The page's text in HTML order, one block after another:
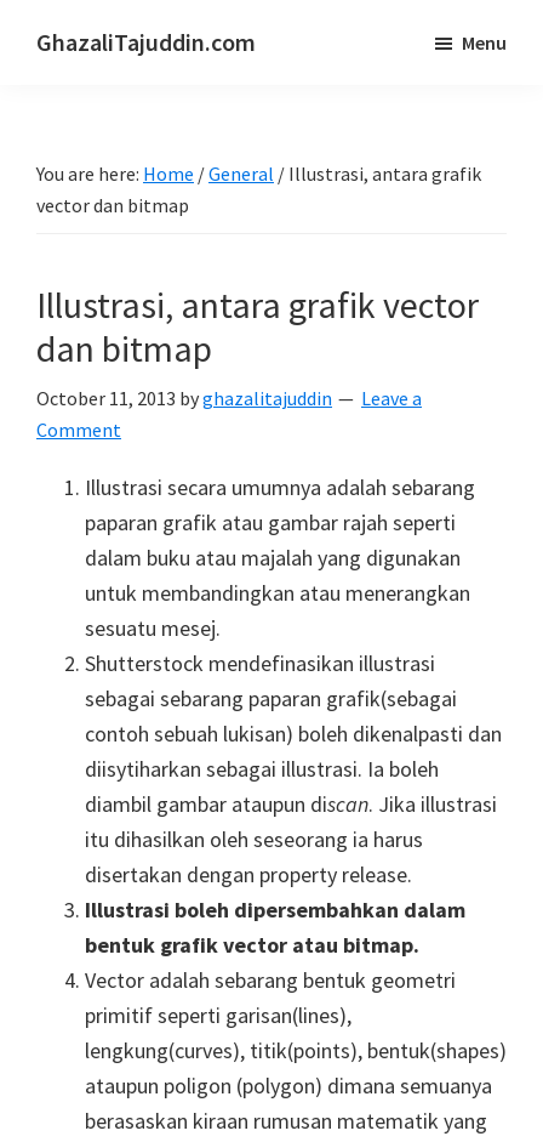
GhazaliTajuddin.com Menu
You are here: Home /General / Illustrasi, antara grafik
vector dan bitmap
Illustrasi, antara grafik vector
dan bitmap
October 11, 2013 byghazalitajuddin
Leave a
Comment
Illustrasi secara umumnya adalah sebarang
paparan grafik atau gambar rajah seperti
dalam buku atau majalah yang digunakan
untuk membandingkan atau menerangkan
sesuatu mesej.
Shutterstock mendefinasikan illustrasi
sebagai sebarang paparan grafik(sebagai
contoh sebuah lukisan) boleh dikenalpasti dan
diisytiharkan sebagai illustrasi. Ia boleh
diambil gambar ataupun discan. Jika illustrasi
itu dihasilkan oleh seseorang ia harus
disertakan dengan property release.
Illustrasi boleh dipersembahkan dalam
bentuk grafik vector atau bitmap.
Vector adalah sebarang bentuk geometri
primitif seperti garisan(lines),
lengkung(curves), titik(points), bentuk(shapes)
ataupun poligon (polygon) dimana semuanya
berasaskan kiraan rumusan matematik yang